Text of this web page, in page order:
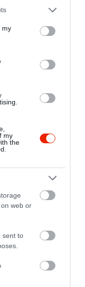
or more Google
You may click to
third-party tags to
in below Google
my
my
the
web or
sent to